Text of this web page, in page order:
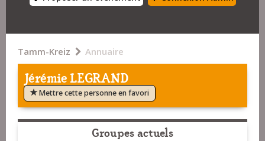
Tamm-Kreiz Annuaire
Jérémie LEGRAND
Mettre cette personne en favori
Groupes actuels